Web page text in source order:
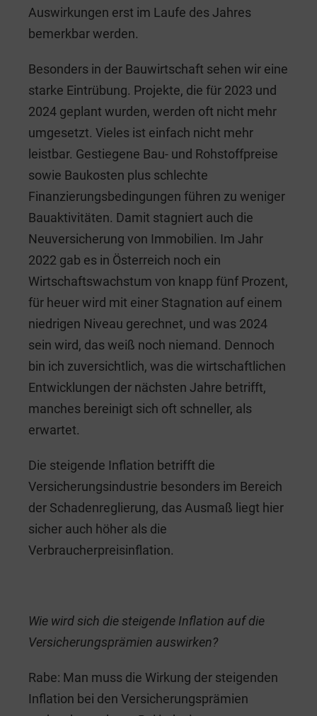
Auswirkungen erst im Laufe des Jahres
bemerkbar werden.
Besonders in der Bauwirtschaft sehen wir eine
starke Eintrübung. Projekte, die für 2023 und
2024 geplant wurden, werden oft nicht mehr
umgesetzt. Vieles ist einfach nicht mehr
leistbar. Gestiegene Bau- und Rohstoffpreise
sowie Baukosten plus schlechte
Finanzierungsbedingungen führen zu weniger
Bauaktivitäten. Damit stagniert auch die
Neuversicherung von Immobilien. Im Jahr
2022 gab es in Österreich noch ein
Wirtschaftswachstum von knapp fünf Prozent,
für heuer wird mit einer Stagnation auf einem
niedrigen Niveau gerechnet, und was 2024
sein wird, das weiß noch niemand. Dennoch
bin ich zuversichtlich, was die wirtschaftlichen
Entwicklungen der nächsten Jahre betrifft,
manches bereinigt sich oft schneller, als
erwartet.
Die steigende Inflation betrifft die
Versicherungsindustrie besonders im Bereich
der Schadenreglierung, das Ausmaß liegt hier
sicher auch höher als die
Verbraucherpreisinflation.
Wie wird sich die steigende Inflation auf die
Versicherungsprämien auswirken?
Rabe: Man muss die Wirkung der steigenden
Inflation bei den Versicherungsprämien